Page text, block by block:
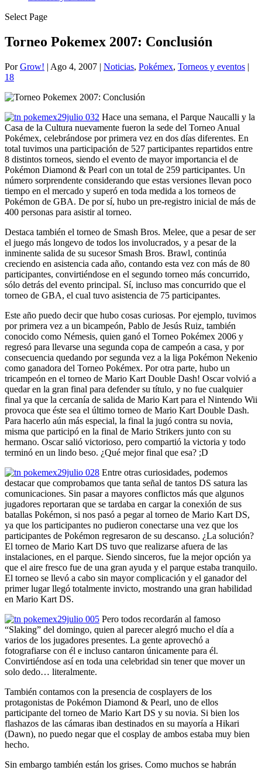
Select Page
Torneo Pokemex 2007: Conclusión
PorGrow! | Ago 4, 2007 | Noticias, Pokémex, Torneos y eventos |
18
Hace una semana, el Parque Naucalli y la
Casa de la Cultura nuevamente fueron la sede del Torneo Anual
Pokémex, celebrándose por primera vez en dos días diferentes. En
total tuvimos una participación de 527 participantes repartidos entre
8 distintos torneos, siendo el evento de mayor importancia el de
Pokémon Diamond & Pearl con un total de 259 participantes. Un
número sorprendente considerando que estas versiones llevan poco
tiempo en el mercado y superó en toda medida a los torneos de
Pokémon de GBA. De por sí, hubo un pre-registro inicial de más de
400 personas para asistir al torneo.
Destaca también el torneo de Smash Bros. Melee, que a pesar de ser
el juego más longevo de todos los involucrados, y a pesar de la
inminente salida de su sucesor Smash Bros. Brawl, continúa
creciendo en asistencia cada año, contando esta vez con más de 80
participantes, convirtiéndose en el segundo torneo más concurrido,
sólo detrás del evento principal. Sí, incluso mas concurrido que el
torneo de GBA, el cual tuvo asistencia de 75 participantes.
Este año puedo decir que hubo cosas curiosas. Por ejemplo, tuvimos
por primera vez a un bicampeón, Pablo de Jesús Ruiz, también
conocido como Némesis, quien ganó el Torneo Pokémex 2006 y
regresó para llevarse una segunda copa de campeón a casa, y por
consecuencia quedando por segunda vez a la liga Pokémon Nekenio
como ganadora del Torneo Pokémex. Por otra parte, hubo un
tricampeón en el torneo de Mario Kart Double Dash! Oscar volvió a
quedar en la gran final para defender su título, y no fue cualquier
final ya que la cercanía de salida de Mario Kart para el Nintendo Wii
provoca que éste sea el último torneo de Mario Kart Double Dash.
Para hacerlo aún más especial, la final la jugó contra su novia,
misma que participó en la final de Mario Strikers junto con su
hermano. Oscar salió victorioso, pero compartió la victoria y todo
terminó en un lindo beso. ¿Qué mejor final que esa? ;D
Entre otras curiosidades, podemos
destacar que comprobamos que tanta señal de tantos DS satura las
comunicaciones. Sin pasar a mayores conflictos más que algunos
jugadores reportaran que se tardaba en cargar la conexión de sus
batallas Pokémon, si nos pasó a pegar al torneo de Mario Kart DS,
ya que los participantes no pudieron conectarse una vez que los
participantes de Pokémon regresaron de su descanso. ¿La solución?
El torneo de Mario Kart DS tuvo que realizarse afuera de las
instalaciones, en el parque. Siendo sinceros, fue la mejor opción ya
que el aire fresco fue de una gran ayuda y el parque estaba tranquilo.
El torneo se llevó a cabo sin mayor complicación y el ganador del
primer lugar llegó totalmente invicto, mostrando una gran habilidad
en Mario Kart DS.
Pero todos recordarán al famoso
“Slaking” del domingo, quien al parecer alegró mucho el día a
varios de los jugadores presentes. La gente aprovechó a
fotografiarse con él e incluso cantaron únicamente para él.
Convirtiéndose así en toda una celebridad sin tener que mover un
solo dedo… literalmente.
También contamos con la presencia de cosplayers de los
protagonistas de Pokémon Diamond & Pearl, uno de ellos
participante del torneo de Mario Kart DS y su novia. Si bien los
flashazos de las cámaras iban destinados en su mayoría a Hikari
(Dawn), no puedo negar que el cosplay de ambos estaba muy bien
hecho.
Sin embargo también están los grises. Como muchos se habrán